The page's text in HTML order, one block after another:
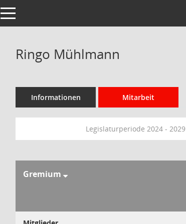
Toggle navigation
Ringo Mühlmann
Informationen Mitarbeit
Legislaturperiode 2024 - 2029
Gremium